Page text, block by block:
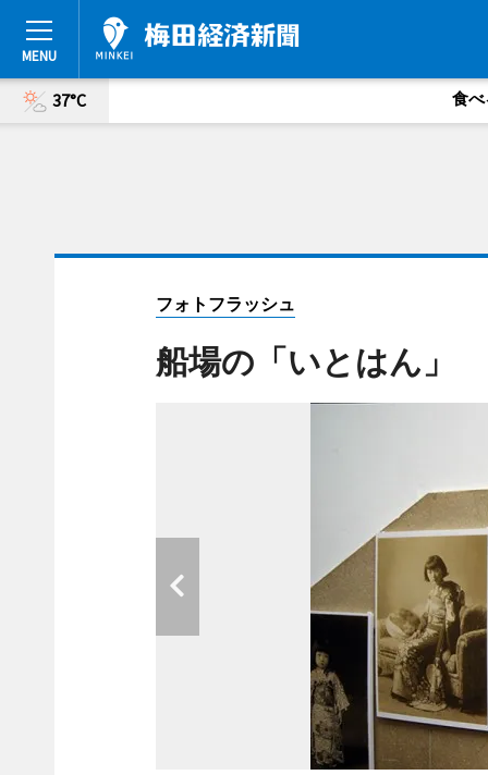
37°C 食べ
フォトフラッシュ
船場の「いとはん」